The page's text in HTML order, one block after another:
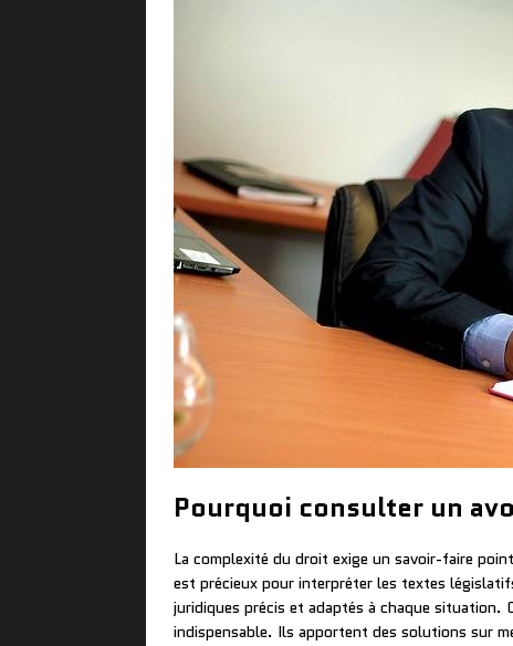
Pourquoi consulter un
La complexité du droit exige un savoir-faire
est précieux pour interpréter les textes
juridiques précis et adaptés à chaque situation.
indispensable. Ils apportent des solutions sur